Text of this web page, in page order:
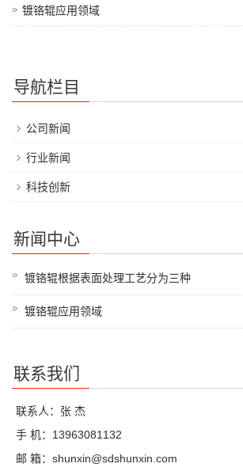
镀铬辊应用领域
导航栏目
公司新闻
行业新闻
科技创新
新闻中心
镀铬辊根据表面处理工艺分为三种
镀铬辊应用领域
联系我们
联系人：张 杰
手 机：13963081132
邮 箱：shunxin@sdshunxin.com